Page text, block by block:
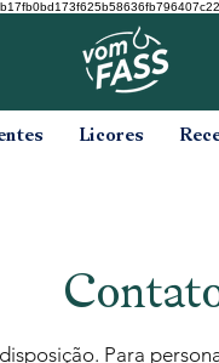
Licores
Para